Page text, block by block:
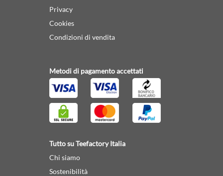
Privacy
Cookies
Condizioni di vendita
Metodi di pagamento accettati
Tutto su Teefactory Italia
Chi siamo
Sostenibilità